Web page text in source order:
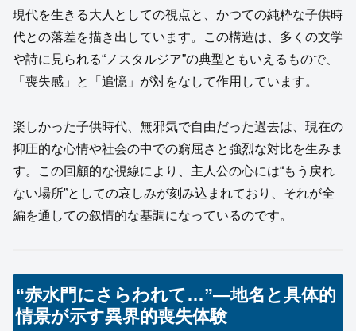
現代を生きる大人としての視点と、かつての純粋な子供時
代との落差を描き出しています。この構造は、多くの文学
や詩に見られる“ノスタルジア”の典型ともいえるもので、
「喪失感」と「追憶」が対をなして作用しています。
楽しかった子供時代、無邪気で自由だった過去は、現在の
抑圧的な心情や社会の中での窮屈さと強烈な対比を生みま
す。この回顧的な視線により、主人公の心には“もう戻れ
ない場所”としての哀しみが刻み込まれており、それが全
編を通しての叙情的な基調になっているのです。
“赤水門にさらわれて…”―地名と具体的
情景が示す異界的喪失体験